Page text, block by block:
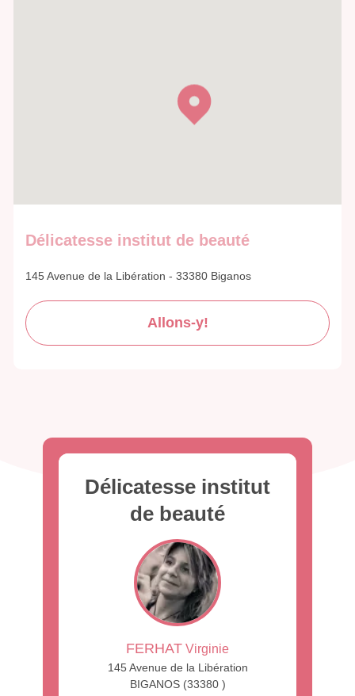
Délicatesse institut de beauté
145 Avenue de la Libération - 33380 Biganos
Allons-y!
Délicatesse institut
de beauté
FERHAT Virginie
145 Avenue de la Libération
BIGANOS (33380 )